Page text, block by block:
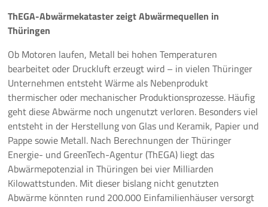
Aktivitäten
Veranstaltungen
Aktuelles
Meldungen
Pressemeldungen
Branchenmeldungen
Statements
ThEGA-Abwärmekataster zeigt Abwärmequellen in
Thüringen
Ob Motoren laufen, Metall bei hohen Temperaturen
bearbeitet oder Druckluft erzeugt wird – in vielen Thüringer
Unternehmen entsteht Wärme als Nebenprodukt
thermischer oder mechanischer Produktionsprozesse. Häufig
geht diese Abwärme noch ungenutzt verloren. Besonders viel
entsteht in der Herstellung von Glas und Keramik, Papier und
Pappe sowie Metall. Nach Berechnungen der Thüringer
Energie- und GreenTech-Agentur (ThEGA) liegt das
Abwärmepotenzial in Thüringen bei vier Milliarden
Kilowattstunden. Mit dieser bislang nicht genutzten
Abwärme könnten rund 200.000 Einfamilienhäuser versorgt